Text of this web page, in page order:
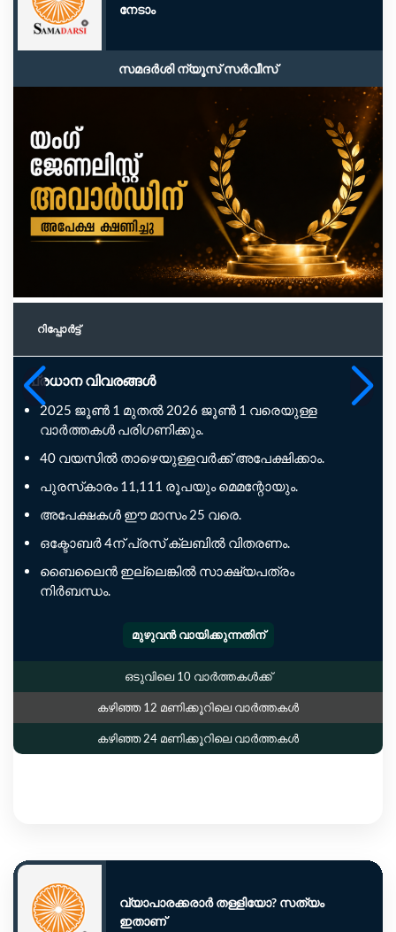
നേടാം
സമദർശി ന്യൂസ് സർവീസ്
റിപ്പോര്‍ട്ട്
പ്രധാന വിവരങ്ങൾ
2025 ജൂൺ 1 മുതൽ 2026 ജൂൺ 1 വരെയുള്ള
വാർത്തകൾ പരിഗണിക്കും.
40 വയസിൽ താഴെയുള്ളവർക്ക് അപേക്ഷിക്കാം.
പുരസ്‌കാരം 11,111 രൂപയും മെമന്റോയും.
അപേക്ഷകൾ ഈ മാസം 25 വരെ.
ഒക്ടോബർ 4ന് പ്രസ് ക്ലബിൽ വിതരണം.
ബൈലൈൻ ഇല്ലെങ്കിൽ സാക്ഷ്യപത്രം
നിർബന്ധം.
മുഴുവൻ വായിക്കുന്നതിന്
ഒടുവിലെ 10 വാർത്തകൾക്ക്
കഴിഞ്ഞ 12 മണിക്കൂറിലെ വാർത്തകൾ
കഴിഞ്ഞ 24 മണിക്കൂറിലെ വാർത്തകൾ
വ്യാപാരക്കരാർ തള്ളിയോ? സത്യം
ഇതാണ്